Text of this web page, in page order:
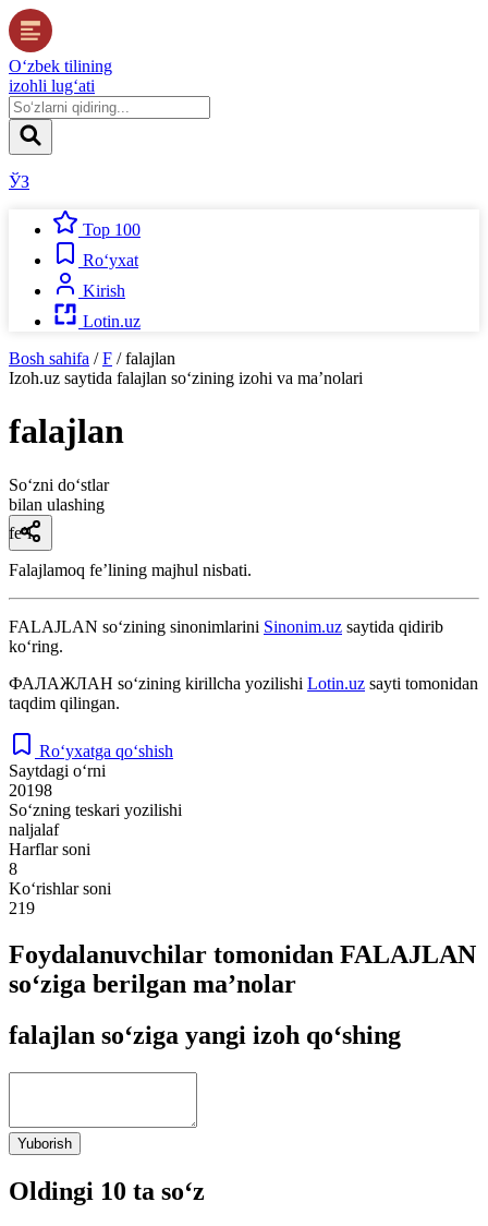
O‘zbek tilining
izohli lug‘ati
ЎЗ
Top 100
Ro‘yxat
Kirish
Lotin.uz
Bosh sahifa / F / falajlan
Izoh.uz saytida falajlan so‘zining izohi va ma’nolari
falajlan
So‘zni do‘stlar
bilan ulashing
fe’l
Falajlamoq feʼlining majhul nisbati.
FALAJLAN so‘zining sinonimlarini Sinonim.uz saytida qidirib
ko‘ring.
ФАЛАЖЛАН so‘zining kirillcha yozilishi Lotin.uz sayti tomonidan
taqdim qilingan.
Ro‘yxatga qo‘shish
Saytdagi o‘rni
20198
So‘zning teskari yozilishi
naljalaf
Harflar soni
8
Ko‘rishlar soni
219
Foydalanuvchilar tomonidan FALAJLAN
so‘ziga berilgan ma’nolar
falajlan so‘ziga yangi izoh qo‘shing
Yuborish
Oldingi 10 ta so‘z